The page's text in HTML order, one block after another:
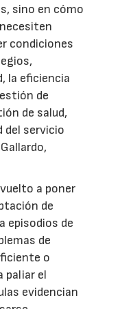
sino en cómo
condiciones
la eficiencia
de
de salud,
del servicio
a poner
de
episodios de
de
o
paliar el
evidencian